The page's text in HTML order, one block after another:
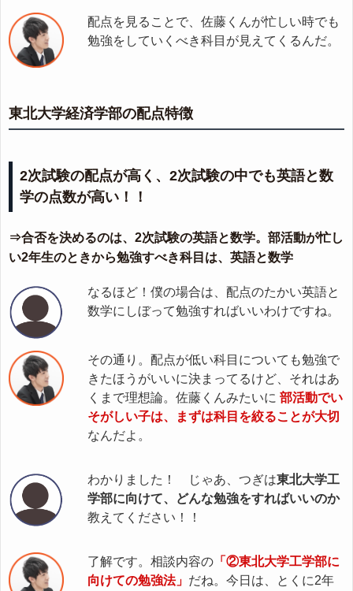
配点を見ることで、佐藤くんが忙しい時でも
勉強をしていくべき科目が見えてくるんだ。
東北大学経済学部の配点特徴
2次試験の配点が高く、2次試験の中でも英語と数
学の点数が高い！！
⇒合否を決めるのは、2次試験の英語と数学。部活動が忙し
い2年生のときから勉強すべき科目は、英語と数学
なるほど！僕の場合は、配点のたかい英語と
数学にしぼって勉強すればいいわけですね。
その通り。配点が低い科目についても勉強で
きたほうがいいに決まってるけど、それはあ
くまで理想論。佐藤くんみたいに 部活動でい
そがしい子は、まずは科目を絞ることが大切
なんだよ。
わかりました！ じゃあ、つぎは東北大学工
学部に向けて、どんな勉強をすればいいのか
教えてください！！
了解です。相談内容の 「②東北大学工学部に
向けての勉強法」 だね。今日は、とくに2年